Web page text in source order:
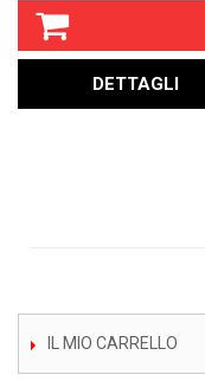
DETTAGLI
IL MIO CARRELLO